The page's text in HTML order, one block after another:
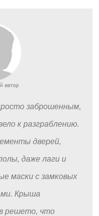
заброшенным,
к разграблению.
дверей,
даже лаги и
маски с замковых
Крыша
решето, что